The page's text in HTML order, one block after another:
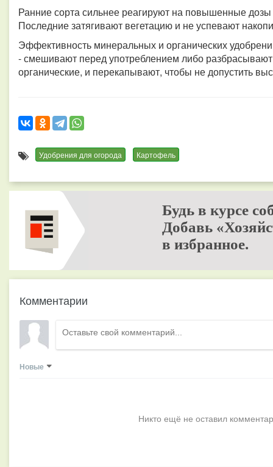
Ранние сорта сильнее реагируют на повышенные
Последние затягивают вегетацию и не успевают
Эффективность минеральных и органических
- смешивают перед употреблением либо
органические, и перекапывают, чтобы не допустить
Удобрения для огорода Картофель
Будь в курсе
Добавь
в избранное.
Комментарии
Новые
Никто ещё не оставил